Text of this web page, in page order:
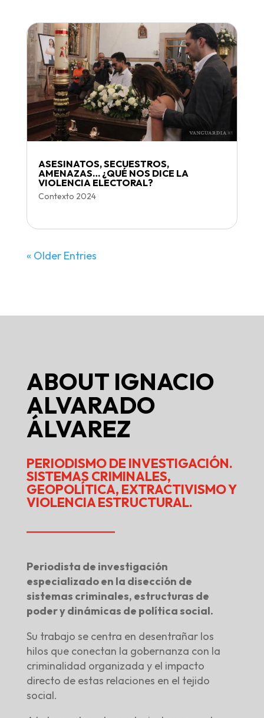
ASESINATOS, SECUESTROS,
AMENAZAS… ¿QUÉ NOS DICE LA
VIOLENCIA ELECTORAL?
Contexto 2024
« Older Entries
ABOUT IGNACIO
ALVARADO
ÁLVAREZ
PERIODISMO DE INVESTIGACIÓN.
SISTEMAS CRIMINALES,
GEOPOLÍTICA, EXTRACTIVISMO Y
VIOLENCIA ESTRUCTURAL.
Periodista de investigación
especializado en la disección de
sistemas criminales, estructuras de
poder y dinámicas de política social.
Su trabajo se centra en desentrañar los
hilos que conectan la gobernanza con la
criminalidad organizada y el impacto
directo de estas relaciones en el tejido
social.